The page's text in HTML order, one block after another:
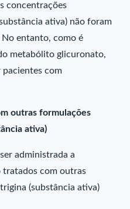
concentrações
ativa) não foram
entanto, como é
metabólito glicuronato,
com
outras formulações
ativa)
administrada a
tratados com outras
(substância ativa)